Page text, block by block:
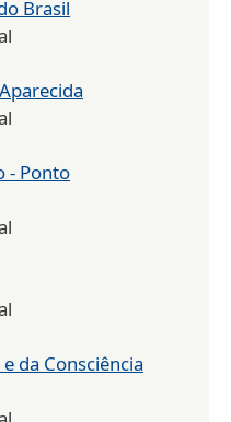
Brasil
- Ponto
da Consciência